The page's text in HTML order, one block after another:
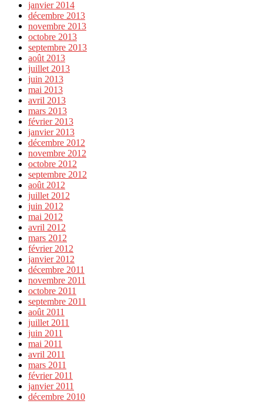
janvier 2014
décembre 2013
novembre 2013
octobre 2013
septembre 2013
août 2013
juillet 2013
juin 2013
mai 2013
avril 2013
mars 2013
février 2013
janvier 2013
décembre 2012
novembre 2012
octobre 2012
septembre 2012
août 2012
juillet 2012
juin 2012
mai 2012
avril 2012
mars 2012
février 2012
janvier 2012
décembre 2011
novembre 2011
octobre 2011
septembre 2011
août 2011
juillet 2011
juin 2011
mai 2011
avril 2011
mars 2011
février 2011
janvier 2011
décembre 2010